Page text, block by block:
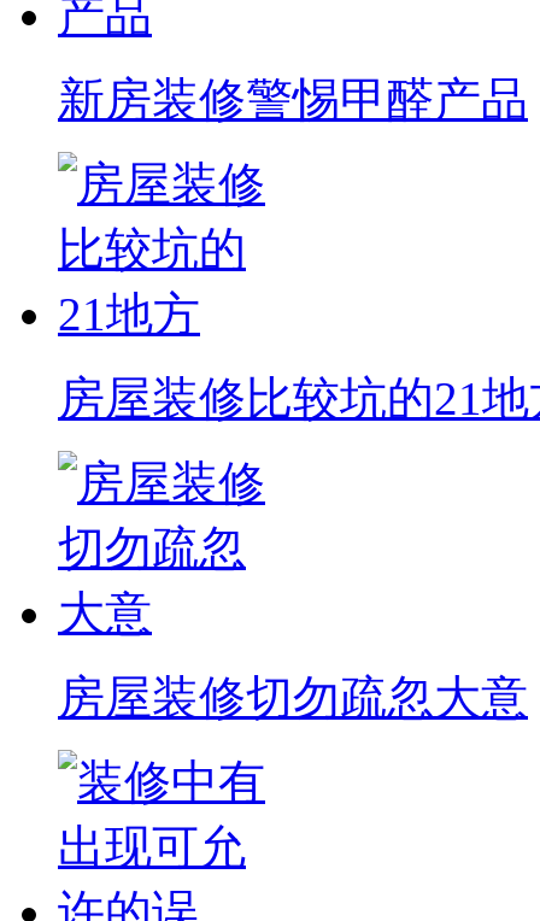
新房装修警惕甲醛产品
房屋装修比较坑的21
房屋装修切勿疏忽大意